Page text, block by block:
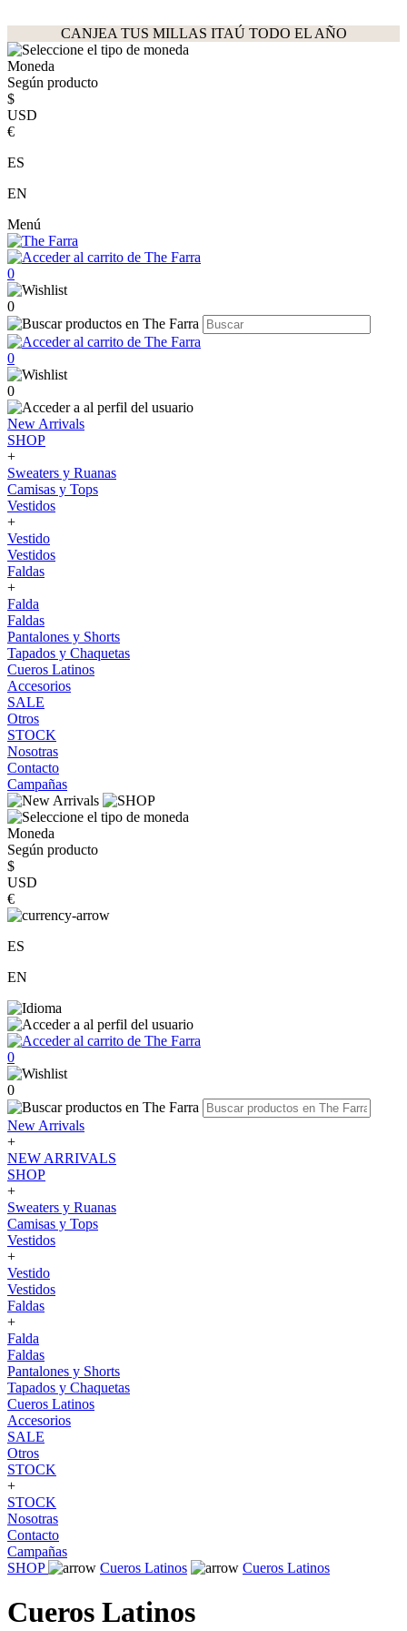
CANJEA TUS MILLAS ITAÚ TODO EL AÑO
Moneda
Según producto
$
USD
€
ES
EN
Menú
0
0
0
0
New Arrivals
SHOP
+
Sweaters y Ruanas
Camisas y Tops
Vestidos
+
Vestido
Vestidos
Faldas
+
Falda
Faldas
Pantalones y Shorts
Tapados y Chaquetas
Cueros Latinos
Accesorios
SALE
Otros
STOCK
Nosotras
Contacto
Campañas
Moneda
Según producto
$
USD
€
ES
EN
0
0
New Arrivals
+
NEW ARRIVALS
SHOP
+
Sweaters y Ruanas
Camisas y Tops
Vestidos
+
Vestido
Vestidos
Faldas
+
Falda
Faldas
Pantalones y Shorts
Tapados y Chaquetas
Cueros Latinos
Accesorios
SALE
Otros
STOCK
+
STOCK
Nosotras
Contacto
Campañas
SHOP
Cueros Latinos Cueros Latinos
Cueros Latinos